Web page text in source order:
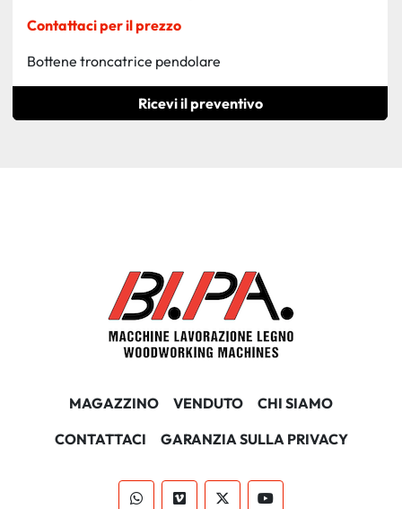
Contattaci per il prezzo
Bottene troncatrice pendolare
Ricevi il preventivo
MAGAZZINO VENDUTO
CHI SIAMO
CONTATTACI
GARANZIA SULLA PRIVACY